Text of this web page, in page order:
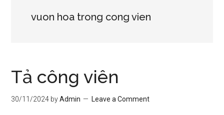
vuon hoa trong cong vien
Tả công viên
30/11/2024 byAdmin Leave a Comment